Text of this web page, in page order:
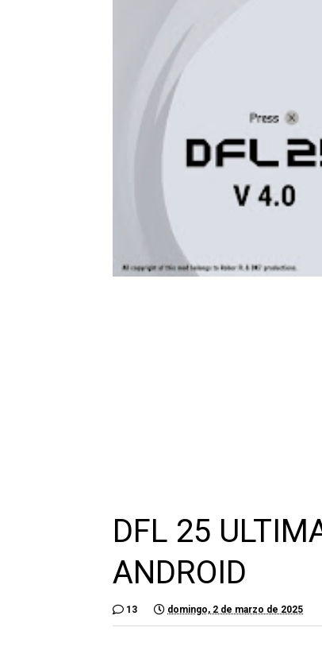
DFL 25
ANDROID
13 domingo, 2 de marzo de 2025